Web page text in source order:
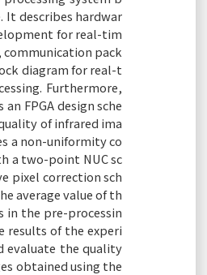
It describes hardwar
for real-tim
communication pack
diagram for real-t
Furthermore,
FPGA design sche
of infrared ima
a non-uniformity co
a two-point NUC sc
pixel correction sch
average value of th
in the pre-processin
results of the experi
evaluate the quality
obtained using the